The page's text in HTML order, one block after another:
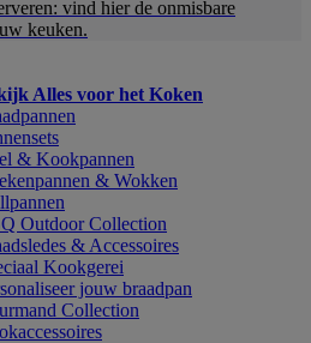
vind hier de onmisbare
keuken.
Alles voor het Koken
& Kookpannen
& Wokken
Outdoor Collection
& Accessoires
Kookgerei
jouw braadpan
Collection